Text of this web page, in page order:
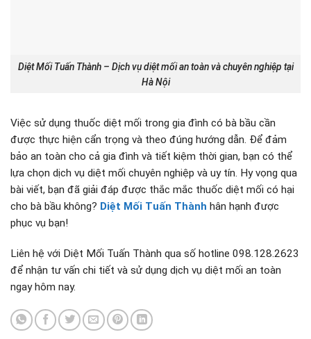
Diệt Mối Tuấn Thành – Dịch vụ diệt mối an toàn và chuyên nghiệp tại
Hà Nội
Việc sử dụng thuốc diệt mối trong gia đình có bà bầu cần
được thực hiện cẩn trọng và theo đúng hướng dẫn. Để đảm
bảo an toàn cho cả gia đình và tiết kiệm thời gian, bạn có thể
lựa chọn dịch vụ diệt mối chuyên nghiệp và uy tín. Hy vọng qua
bài viết, bạn đã giải đáp được thắc mắc thuốc diệt mối có hại
cho bà bầu không? Diệt Mối Tuấn Thành hân hạnh được
phục vụ bạn!
Liên hệ với Diệt Mối Tuấn Thành qua số hotline 098.128.2623
để nhận tư vấn chi tiết và sử dụng dịch vụ diệt mối an toàn
ngay hôm nay.